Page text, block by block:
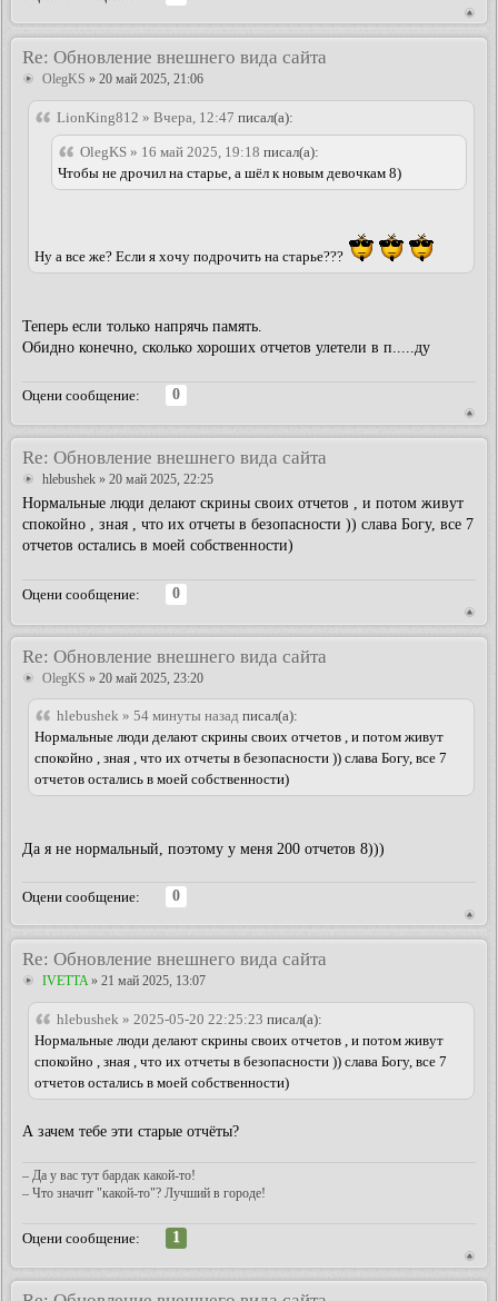
Re: Обновление внешнего вида сайта
OlegKS » 20 май 2025, 21:06
LionKing812 » Вчера, 12:47 писал(а):
OlegKS » 16 май 2025, 19:18 писал(а):
Чтобы не дрочил на старье, а шёл к новым девочкам 8)
Ну а все же? Если я хочу подрочить на старье???
Теперь если только напрячь память.
Обидно конечно, сколько хороших отчетов улетели в п.....ду
Оцени сообщение:
0
Re: Обновление внешнего вида сайта
hlebushek » 20 май 2025, 22:25
Нормальные люди делают скрины своих отчетов , и потом живут
спокойно , зная , что их отчеты в безопасности )) слава Богу, все 7
отчетов остались в моей собственности)
Оцени сообщение:
0
Re: Обновление внешнего вида сайта
OlegKS » 20 май 2025, 23:20
hlebushek » 54 минуты назад писал(а):
Нормальные люди делают скрины своих отчетов , и потом живут
спокойно , зная , что их отчеты в безопасности )) слава Богу, все 7
отчетов остались в моей собственности)
Да я не нормальный, поэтому у меня 200 отчетов 8)))
Оцени сообщение:
0
Re: Обновление внешнего вида сайта
IVETTA» 21 май 2025, 13:07
hlebushek » 2025-05-20 22:25:23 писал(а):
Нормальные люди делают скрины своих отчетов , и потом живут
спокойно , зная , что их отчеты в безопасности )) слава Богу, все 7
отчетов остались в моей собственности)
А зачем тебе эти старые отчёты?
– Да у вас тут бардак какой-то!
– Что значит "какой-то"? Лучший в городе!
Оцени сообщение:
1